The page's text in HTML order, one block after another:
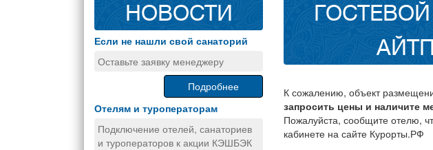
НОВОСТИ
Если не нашли свой санаторий
Оставьте заявку менеджеру
Подробнее
Отелям и туроператорам
Подключение отелей, санаториев
и туроператоров к акции КЭШБЭК
К сожалению, объект
запросить цены и наличите
Пожалуйста, сообщите отелю,
кабинете на сайте Курорты.РФ